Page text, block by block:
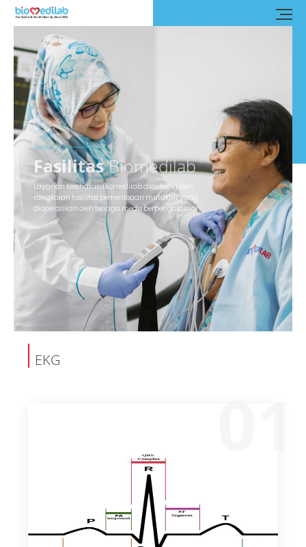
Fasilitas
FasilitasBiomedilab
Layanan kesehatan Biomedilab didukung oleh
rangkaian fasilitas pemeriksaan mutakhir yang
dioperasikan oleh tenaga medis berpengalaman
EKG